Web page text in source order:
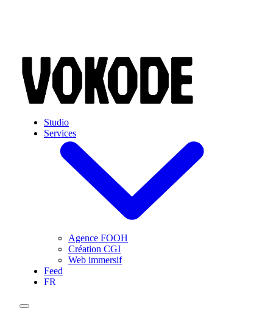
Studio
Services
Agence FOOH
Création CGI
Web immersif
Feed
FR